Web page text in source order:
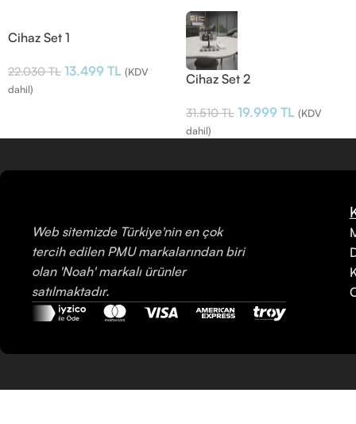
Cihaz Set 1
22.030TL 13.499 TL (KDV
dahil)
Cihaz Set 2
31.510TL 19.999 TL (KDV
dahil)
Web sitemizde Türkiye'nin en çok
tercih edilen PMU markalarından biri
olan 'Noah' markalı ürünler
satılmaktadır.